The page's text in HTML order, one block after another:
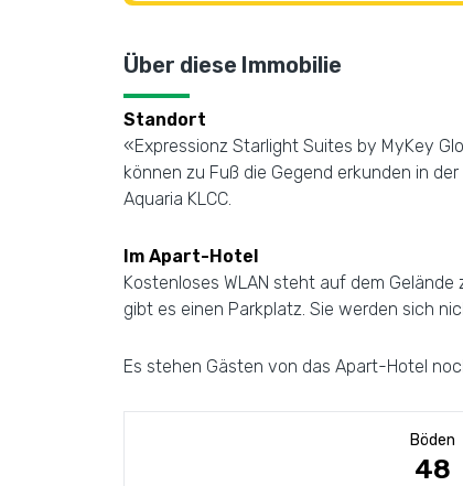
Über diese Immobilie
Standort
«Expressionz Starlight Suites by MyKey
können zu Fuß die Gegend erkunden in
Aquaria KLCC.
Im Apart-Hotel
Kostenloses WLAN steht auf dem
gibt es einen Parkplatz. Sie werden sich
Es stehen Gästen von das Apart-Hotel
Böden
48